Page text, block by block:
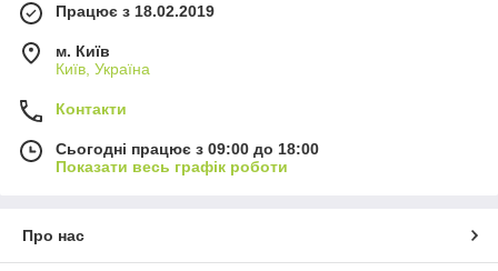
Працює з 18.02.2019
м. Київ
Київ, Україна
Контакти
Сьогодні працює з 09:00 до 18:00
Показати весь графік роботи
Про нас